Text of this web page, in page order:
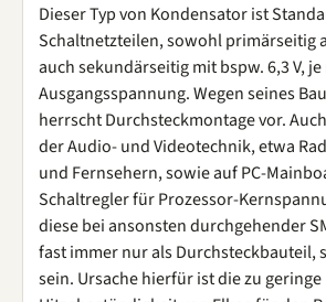
Dieser Typ von Kondensator ist
Schaltnetzteilen, sowohl primärseitig
auch sekundärseitig mit bspw. 6,3 V, je
Ausgangsspannung. Wegen seines
herrscht Durchsteckmontage vor.
der Audio- und Videotechnik, etwa
und Fernsehern, sowie auf PC-
Schaltregler für Prozessor-
diese bei ansonsten durchgehender
fast immer nur als Durchsteckbauteil,
sein. Ursache hierfür ist die zu geringe